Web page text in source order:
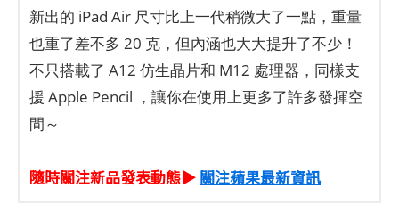
新出的 iPad Air 尺寸比上一代稍微大了一點，重量
也重了差不多 20 克，但內涵也大大提升了不少！
不只搭載了 A12 仿生晶片和 M12 處理器，同樣支
援 Apple Pencil ，讓你在使用上更多了許多發揮空
間～
隨時關注新品發表動態▶ 關注蘋果最新資訊